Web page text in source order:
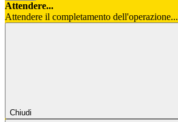
Attendere...
Attendere il completamento dell'operazione...
Chiudi